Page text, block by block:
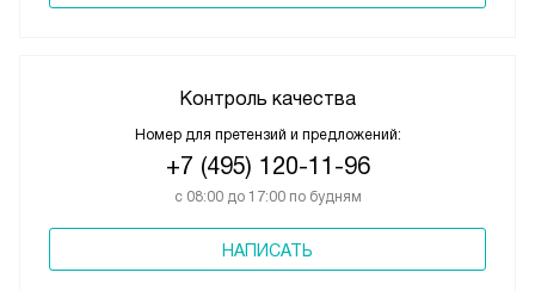
Контроль качества
Номер для претензий и предложений:
+7 (495) 120-11-96
с 08:00 до 17:00 по будням
НАПИСАТЬ